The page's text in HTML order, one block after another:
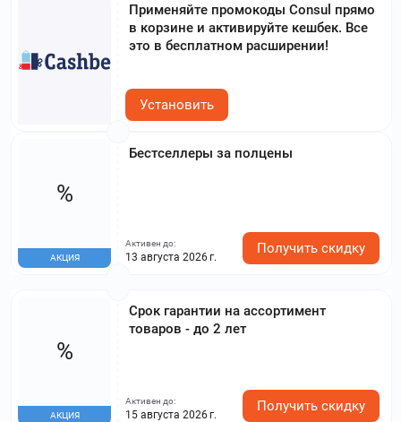
Применяйте промокоды Consul прямо
в корзине и активируйте кешбек. Все
это в бесплатном расширении!
Установить
Бестселлеры за полцены
%
АКЦИЯ
Активен до:
13 августа 2026 г.
Получить скидку
Срок гарантии на ассортимент
товаров - до 2 лет
%
АКЦИЯ
Активен до:
15 августа 2026 г.
Получить скидку